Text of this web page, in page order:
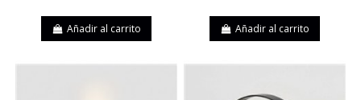
Añadir al carrito Añadir al carrito